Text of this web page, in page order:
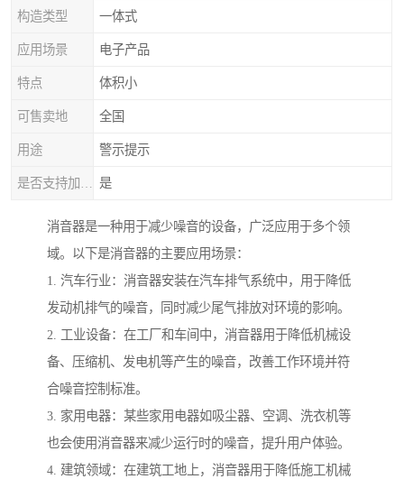
构造类型 一体式
应用场景 电子产品
特点 体积小
可售卖地 全国
用途 警示提示
是
消音器是一种用于减少噪音的设备，广泛应用于多个领
域。以下是消音器的主要应用场景：
1. 汽车行业：消音器安装在汽车排气系统中，用于降低
发动机排气的噪音，同时减少尾气排放对环境的影响。
2. 工业设备：在工厂和车间中，消音器用于降低机械设
备、压缩机、发电机等产生的噪音，改善工作环境并符
合噪音控制标准。
3. 家用电器：某些家用电器如吸尘器、空调、洗衣机等
也会使用消音器来减少运行时的噪音，提升用户体验。
4. 建筑领域：在建筑工地上，消音器用于降低施工机械